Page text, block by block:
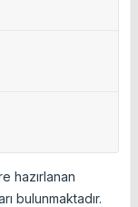
hazırlanan
bulunmaktadır.